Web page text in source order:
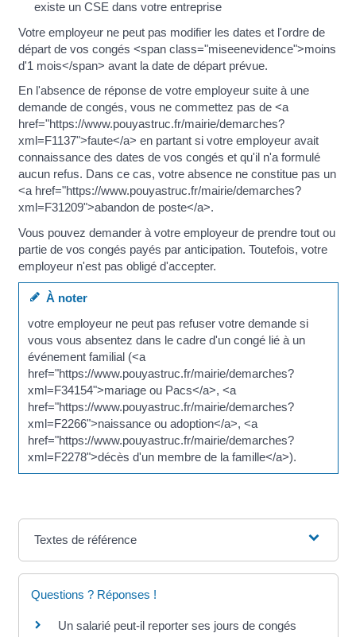
existe un CSE dans votre entreprise
Votre employeur ne peut pas modifier les dates et l'ordre de
départ de vos congés <span class="miseenevidence">moins
d'1 mois</span> avant la date de départ prévue.
En l'absence de réponse de votre employeur suite à une
demande de congés, vous ne commettez pas de <a
href="https://www.pouyastruc.fr/mairie/demarches?
xml=F1137">faute</a> en partant si votre employeur avait
connaissance des dates de vos congés et qu'il n'a formulé
aucun refus. Dans ce cas, votre absence ne constitue pas un
<a href="https://www.pouyastruc.fr/mairie/demarches?
xml=F31209">abandon de poste</a>.
Vous pouvez demander à votre employeur de prendre tout ou
partie de vos congés payés par anticipation. Toutefois, votre
employeur n'est pas obligé d'accepter.
À noter
votre employeur ne peut pas refuser votre demande si
vous vous absentez dans le cadre d'un congé lié à un
événement familial (<a
href="https://www.pouyastruc.fr/mairie/demarches?
xml=F34154">mariage ou Pacs</a>, <a
href="https://www.pouyastruc.fr/mairie/demarches?
xml=F2266">naissance ou adoption</a>, <a
href="https://www.pouyastruc.fr/mairie/demarches?
xml=F2278">décès d'un membre de la famille</a>).
Textes de référence
Questions ? Réponses !
Un salarié peut-il reporter ses jours de congés